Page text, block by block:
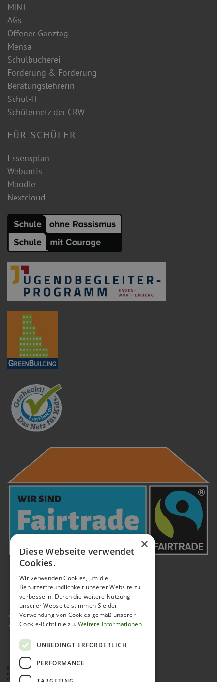
MINT
AGs
Offener Ganztag
Mensa
Schulbücherei
Forderung & Förderung
Beratungslehrerin
Schul-IT
Schülernetz der CRW
FÜR SCHÜLER
Essensplan
Webuntis
Moodle
Nextcloud
×
Diese Webseite verwendet
Cookies.
Wir verwenden Cookies, um die
Benutzerfreundlichkeit unserer Website zu
verbessern. Durch die weitere Nutzung
unserer Webseite stimmen Sie der
Verwendung von Cookies gemäß unserer
Cookie-Richtlinie zu. Weitere Informationen
UNBEDINGT ERFORDERLICH
PERFORMANCE